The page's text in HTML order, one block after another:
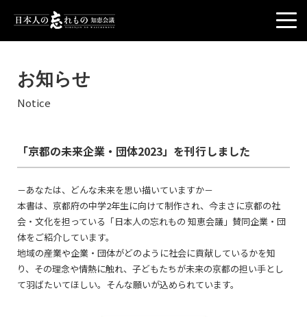
お知らせ
Notice
「京都の未来企業・団体2023」を刊行しました
－あなたは、どんな未来を思い描いていますか－
本書は、京都府の中学2年生に向けて制作され、今まさに京都の社
会・文化を担っている「日本人の忘れもの 知恵会議」賛同企業・団
体をご紹介しています。
地域の産業や企業・団体がどのように社会に貢献しているかを知
り、その理念や情熱に触れ、子どもたちが未来の京都の担い手とし
て羽ばたいてほしい。そんな願いが込められています。